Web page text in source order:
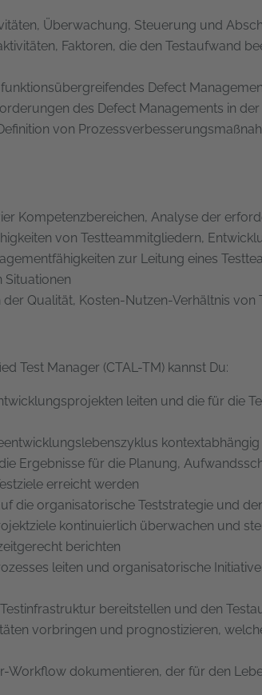
Überwachung, Steuerung und
Faktoren, die den Testaufwand
Defect
des Defect Managements in
von
Kompetenzbereichen, Analyse der
von Testteammitgliedern,
zur Leitung eines
Situationen
der Qualität, Kosten-Nutzen-Verhältnis von
Test Manager (CTAL-TM) kannst Du:
leiten und die für die
kontextabhängig
Ergebnisse für die Planung,
erreicht werden
die organisatorische Teststrategie und
kontinuierlich überwachen und
berichten
leiten und organisatorische
bereitstellen und den
vorbringen und prognostizieren,
Workflow dokumentieren, der für den